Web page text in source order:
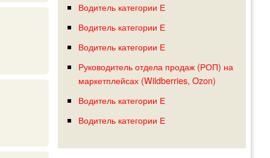
Водитель категории Е
Водитель категории Е
Водитель категории Е
Руководитель отдела продаж (РОП) на
маркетплейсах (Wildberries, Ozon)
Водитель категории Е
Водитель категории Е